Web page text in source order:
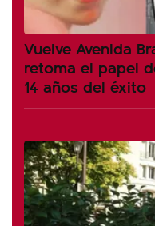
Vuelve Avenida
retoma el papel
14 años del éxito